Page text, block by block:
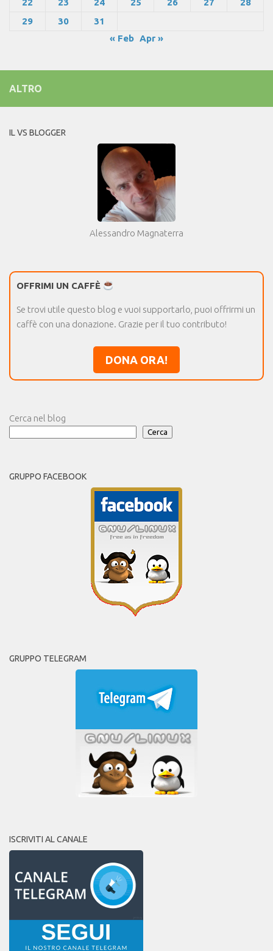
22 23 24 25 26 27
28
29
30
31
« Feb Apr »
ALTRO
IL VS BLOGGER
Alessandro Magnaterra
OFFRIMI UN CAFFÈ
Se trovi utile questo blog e vuoi supportarlo, puoi offrirmi un
caffè con una donazione. Grazie per il tuo contributo!
DONA ORA!
Cerca nel blog
Cerca
GRUPPO FACEBOOK
GRUPPO TELEGRAM
ISCRIVITI AL CANALE